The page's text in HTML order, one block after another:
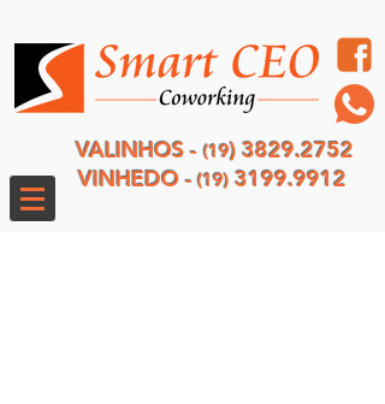
VALINHOS -(19) 3829.2752
VINHEDO - (19) 3199.9912